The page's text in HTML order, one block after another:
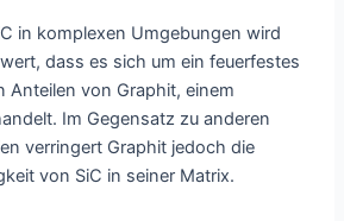
in komplexen Umgebungen wird
dass es sich um ein feuerfestes
Anteilen von Graphit, einem
Im Gegensatz zu anderen
verringert Graphit jedoch die
von SiC in seiner Matrix.